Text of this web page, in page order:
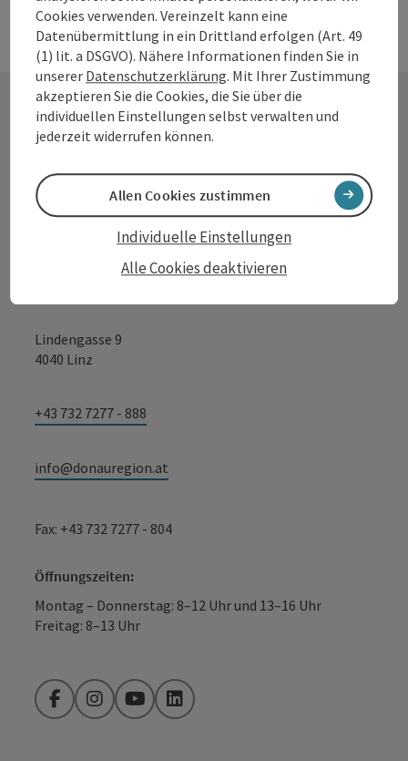
Entfernung. In 2 Minuten erreichen Sie das Zentrum von
Ottenheim, wo es ab 5 Uhr Frühstücksmöglichkeit von
Montag bis Samstag gibt. Ottensheim bietet auch mehrere
Einkaufsmöglichkeiten im Zentrum. Wir sprechen: Deutsch,
Englisch, Ungarisch
Kontakt
Tourismusverband Donauregion
Oberösterreich
WGD Donau Oberösterreich Tourismus
Lindengasse 9
4040 Linz
+43 732 7277 - 888
info@donauregion.at
Fax: +43 732 7277 - 804
Öffnungszeiten:
Montag – Donnerstag: 8–12 Uhr und 13–16 Uhr
Freitag: 8–13 Uhr
FacebookInstagramYouTubeLinkedIn
Cookies verwenden. Vereinzelt kann eine
Datenübermittlung in ein Drittland erfolgen (Art. 49
(1) lit. a DSGVO). Nähere Informationen finden Sie in
unserer Datenschutzerklärung. Mit Ihrer Zustimmung
akzeptieren Sie die Cookies, die Sie über die
individuellen Einstellungen selbst verwalten und
jederzeit widerrufen können.
Alle Cookies deaktivieren
Individuelle Einstellungen
Allen Cookies zustimmen